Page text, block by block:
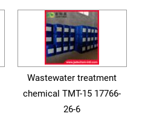
Wastewater treatment
chemical TMT-15 17766-
26-6